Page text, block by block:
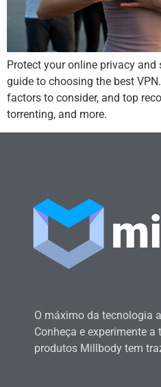
Protect your online privacy
guide to choosing the best
factors to consider, and top
torrenting, and more.
O máximo da tecnologia
Conheça e experimente
produtos Millbody tem